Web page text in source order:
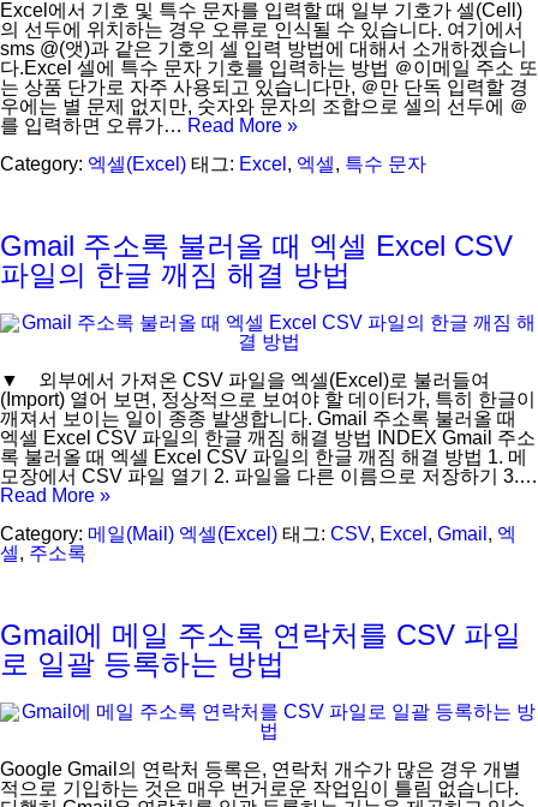
Excel에서 기호 및 특수 문자를 입력할 때 일부 기호가 셀(Cell)
의 선두에 위치하는 경우 오류로 인식될 수 있습니다. 여기에서
sms @(앳)과 같은 기호의 셀 입력 방법에 대해서 소개하겠습니
다.Excel 셀에 특수 문자 기호를 입력하는 방법 ＠이메일 주소 또
는 상품 단가로 자주 사용되고 있습니다만, ＠만 단독 입력할 경
우에는 별 문제 없지만, 숫자와 문자의 조합으로 셀의 선두에 ＠
를 입력하면 오류가… Read More »
Category: 엑셀(Excel) 태그: Excel , 엑셀, 특수 문자
Gmail 주소록 불러올 때 엑셀 Excel CSV
파일의 한글 깨짐 해결 방법
▼ 외부에서 가져온 CSV 파일을 엑셀(Excel)로 불러들여
(Import) 열어 보면, 정상적으로 보여야 할 데이터가, 특히 한글이
깨져서 보이는 일이 종종 발생합니다. Gmail 주소록 불러올 때
엑셀 Excel CSV 파일의 한글 깨짐 해결 방법 INDEX Gmail 주소
록 불러올 때 엑셀 Excel CSV 파일의 한글 깨짐 해결 방법 1. 메
모장에서 CSV 파일 열기 2. 파일을 다른 이름으로 저장하기 3.…
Read More »
Category: 메일(Mail) 엑셀(Excel) 태그: CSV, Excel , Gmail , 엑
셀, 주소록
Gmail에 메일 주소록 연락처를 CSV 파일
로 일괄 등록하는 방법
Google Gmail의 연락처 등록은, 연락처 개수가 많은 경우 개별
적으로 기입하는 것은 매우 번거로운 작업임이 틀림 없습니다.